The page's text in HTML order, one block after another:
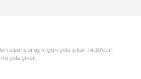
siparişler aynı gün yola çıkar. 14:30'dan
yola çıkar.